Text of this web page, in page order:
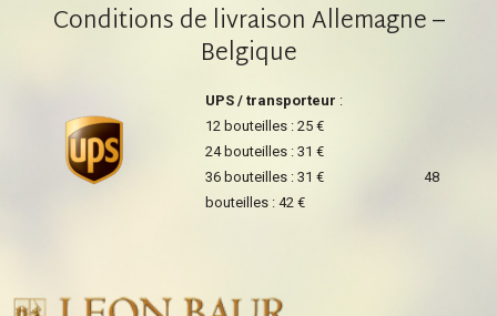
Conditions de livraison Allemagne –
Belgique
UPS / transporteur :
12 bouteilles : 25 €
24 bouteilles : 31 €
36 bouteilles : 31 € 48
bouteilles : 42 €